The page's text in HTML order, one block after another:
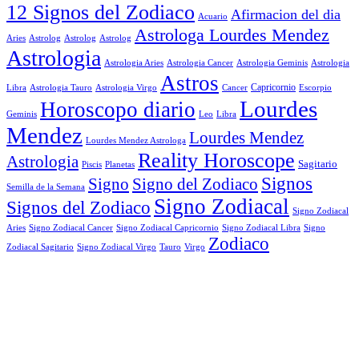
12 Signos del Zodiaco Acuario Afirmacion del dia
Aries Astrolog Astrolog Astrolog Astrologa Lourdes Mendez
Astrologia Astrologia Aries Astrologia Cancer Astrologia Geminis Astrologia
Libra Astrologia Tauro Astrologia Virgo Astros Cancer Capricornio Escorpio
Geminis Horoscopo diario Leo Libra Lourdes
Mendez Lourdes Mendez Astrologa Lourdes Mendez
Astrologia Piscis Planetas Reality Horoscope Sagitario
Semilla de la Semana Signo Signo del Zodiaco Signos
Signos del Zodiaco Signo Zodiacal Signo Zodiacal
Aries Signo Zodiacal Cancer Signo Zodiacal Capricornio Signo Zodiacal Libra Signo
Zodiacal Sagitario Signo Zodiacal Virgo Tauro Virgo Zodiaco